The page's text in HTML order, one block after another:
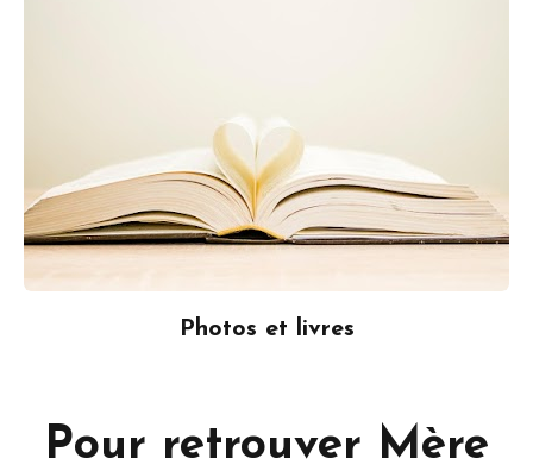
Photos et livres
Pour retrouver Mère